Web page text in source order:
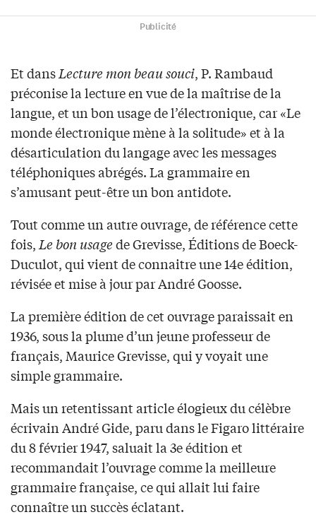
Publicité
Et dansLecture mon beau souci, P. Rambaud
préconise la lecture en vue de la maîtrise de la
langue, et un bon usage de l’électronique, car «Le
monde électronique mène à la solitude» et à la
désarticulation du langage avec les messages
téléphoniques abrégés. La grammaire en
s’amusant peut-être un bon antidote.
Tout comme un autre ouvrage, de référence cette
fois,Le bon usagede Grevisse, Éditions de Boeck-
Duculot, qui vient de connaitre une 14e édition,
révisée et mise à jour par André Goosse.
La première édition de cet ouvrage paraissait en
1936, sous la plume d’un jeune professeur de
français, Maurice Grevisse, qui y voyait une
simple grammaire.
Mais un retentissant article élogieux du célèbre
écrivain André Gide, paru dans le Figaro littéraire
du 8 février 1947, saluait la 3e édition et
recommandait l’ouvrage comme la meilleure
grammaire française, ce qui allait lui faire
connaître un succès éclatant.